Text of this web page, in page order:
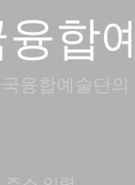
합
융합예술단